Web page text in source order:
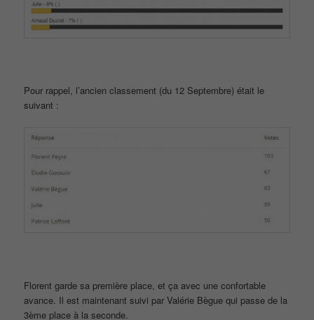
Pour rappel, l’ancien classement (du 12 Septembre) était le
suivant :
Florent garde sa première place, et ça avec une confortable
avance. Il est maintenant suivi par Valérie Bègue qui passe de la
3ème place à la seconde.